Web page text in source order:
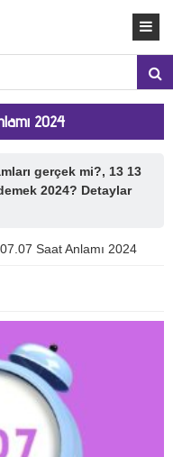
2024
gerçek mi?, 13 13
2024? Detaylar
Saat Anlamı 2024